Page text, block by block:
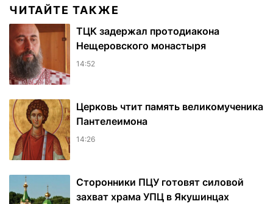
ЧИТАЙТЕ ТАКЖЕ
ТЦК задержал протодиакона
Нещеровского монастыря
14:52
Церковь чтит память великомученика
Пантелеимона
14:26
Сторонники ПЦУ готовят силовой
захват храма УПЦ в Якушинцах